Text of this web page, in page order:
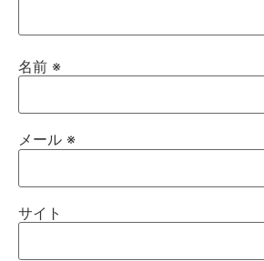
名前 ※
メール ※
サイト